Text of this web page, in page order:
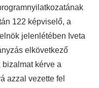
122 képviselő, a
jelenlétében Iveta
elkövetkező
kérve a
azzal vezette fel